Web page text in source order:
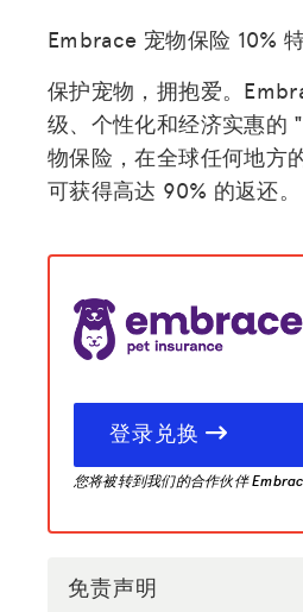
Embrace 宠物保险 10%
保护宠物，拥抱爱。
级、个性化和经济实惠的
物保险，在全球任何地方
可获得高达 90% 的返还。
登录兑换
您将被转到我们的合作伙伴
免责声明